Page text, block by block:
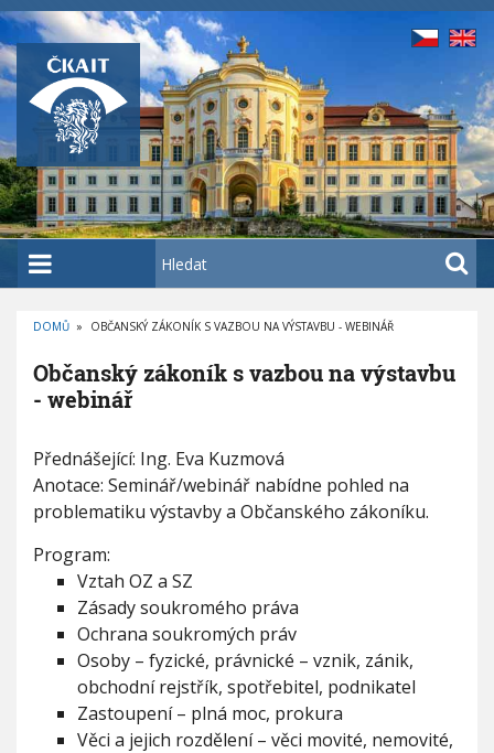
P
ř
e
j
t
k
h
l
d
t
O
B
E
V
Á
N
A
V
A
C
DOMŮ » OBČANSKÝ ZÁKONÍK S VAZBOU NA VÝSTAVBU - WEBINÁŘ
Občanský zákoník s vazbou na výstavbu
- webinář
Přednášející: Ing. Eva Kuzmová
Anotace: Seminář/webinář nabídne pohled na
problematiku výstavby a Občanského zákoníku.
Program:
Vztah OZ a SZ
Zásady soukromého práva
Ochrana soukromých práv
Osoby – fyzické, právnické – vznik, zánik,
obchodní rejstřík, spotřebitel, podnikatel
Zastoupení – plná moc, prokura
Věci a jejich rozdělení – věci movité, nemovité,